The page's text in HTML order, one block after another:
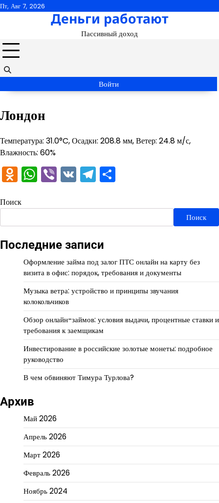
Перейти
Пт, Авг 7, 2026
Деньги работают
Пассивный доход
Войти
Лондон
Температура: 31.0°C, Осадки: 208.8 мм, Ветер: 24.8 м/с,
Влажность: 60%
Odnoklassniki
WhatsApp
Viber
VKTelegram
Поиск
Поиск
Последние записи
Оформление займа под залог ПТС онлайн на карту без
визита в офис: порядок, требования и документы
Музыка ветра: устройство и принципы звучания
колокольчиков
Обзор онлайн-займов: условия выдачи, процентные ставки и
требования к заемщикам
Инвестирование в российские золотые монеты: подробное
руководство
В чем обвиняют Тимура Турлова?
Архив
Май 2026
Апрель 2026
Март 2026
Февраль 2026
Ноябрь 2024